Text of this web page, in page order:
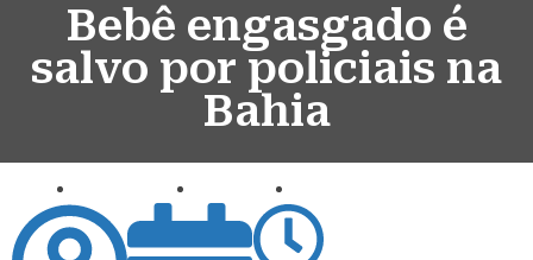
Bebê engasgado é
salvo por policiais na
Bahia